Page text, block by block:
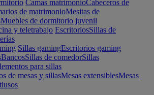
Camas matrimonioCabeceros de
de matrimonioMesitas de
Muebles de dormitorio juvenil
y teletrabajo EscritoriosSillas de
Sillas gamingEscritorios gaming
BancosSillas de comedorSillas
para sillas
de mesas y sillasMesas extensiblesMesas